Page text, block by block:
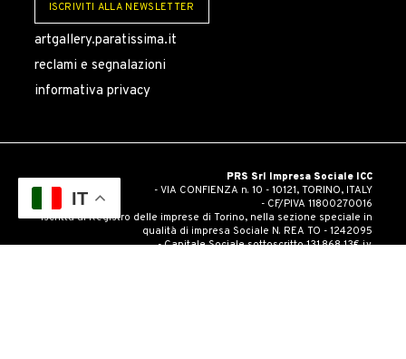
ISCRIVITI ALLA NEWSLETTER
artgallery.paratissima.it
reclami e segnalazioni
informativa privacy
PRS Srl Impresa Sociale ICC
- VIA CONFIENZA n. 10 - 10121, TORINO, ITALY
- CF/PIVA 11800270016
- Iscritta al Registro delle imprese di Torino, nella sezione speciale in
qualità di impresa Sociale N. REA TO - 1242095
- Capitale Sociale sottoscritto 131.868,13€ i.v.
IT